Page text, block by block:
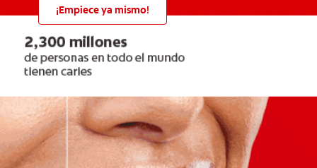
¡Empiece ya mismo!